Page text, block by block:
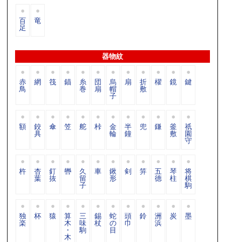
百
足
竜
器物紋
赤
鳥
網 筏 錨 糸
巻
団
扇
烏
帽
子
扇 折
敷
櫂 鏡 鍵
額 鉸
具
傘 笠 舵 桛 金
輪
半
鐘
兜 鎌 釜
敷
祇
園
守
杵 杏
葉
釘
抜
轡 久
留
子
車 鍬
形
剣 笄 五
德
琴
柱
将
棋
駒
独
楽
杯 猿 算
木
・
木
三
味
駒
錫
杖
蛇
の
目
頭
巾
鈴 洲
浜
炭 墨